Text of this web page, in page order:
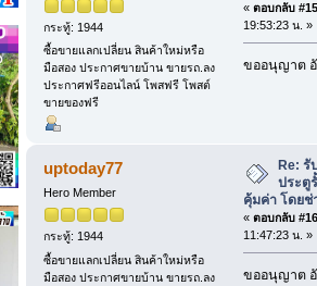
กระทู้: 1944
ซื้อขายแลกเปลี่ยน สินค้าใหม่หรือ
มือสอง ประกาศขายบ้าน ขายรถ.ลง
ประกาศฟรีออนไลน์ โพสฟรี โพสต์
ขายของฟรี
« ตอบกลับ
19:53:23 น. »
ขออนุญาต
uptoday77
Hero Member
กระทู้: 1944
ซื้อขายแลกเปลี่ยน สินค้าใหม่หรือ
มือสอง ประกาศขายบ้าน ขายรถ.ลง
Re:
ประตู
คุ้มค่า โดยช่
« ตอบกลับ
11:47:23 น. »
ขออนุญาต